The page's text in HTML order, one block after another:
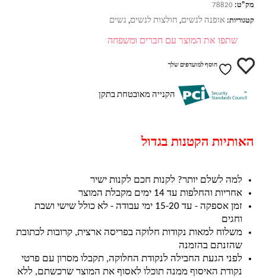
מק"ט: 78820
קטגוריות: אופנה לנשים, חולצות לנשים, נשים
שתפו את המוצר עם חברים ומשפחה
הוסף למועדפים שלך
הקנייה מאובטחת בתקן
האותיות הקטנות בגדול
למה לשלם יותר? לקנות חכם לקנות ישיר
אחריות והחלפות עד 14 ימים מקבלת המוצר
זמן אספקה - עד 15-20 ימי עבודה - לא כולל שישי ושבת
וחגים
משלוח למאות נקודות חלוקה בפריסה ארצית, קרובות לכתובת
שהזנתם בהזמנה
לפני הגעת החבילה לנקודת החלוקה, תקבלו מסרון עם פרטי
נקודת האיסוף ממנה תוכלו לאסוף את המוצר שרכשתם, ללא